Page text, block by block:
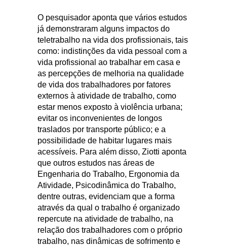
O pesquisador aponta que vários estudos
já demonstraram alguns impactos do
teletrabalho na vida dos profissionais, tais
como: indistinções da vida pessoal com a
vida profissional ao trabalhar em casa e
as percepções de melhoria na qualidade
de vida dos trabalhadores por fatores
externos à atividade de trabalho, como
estar menos exposto à violência urbana;
evitar os inconvenientes de longos
traslados por transporte público; e a
possibilidade de habitar lugares mais
acessíveis. Para além disso, Ziotti aponta
que outros estudos nas áreas de
Engenharia do Trabalho, Ergonomia da
Atividade, Psicodinâmica do Trabalho,
dentre outras, evidenciam que a forma
através da qual o trabalho é organizado
repercute na atividade de trabalho, na
relação dos trabalhadores com o próprio
trabalho, nas dinâmicas de sofrimento e